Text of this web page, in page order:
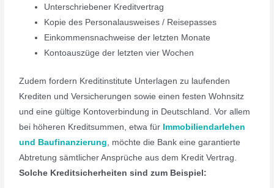
Unterschriebener Kreditvertrag
Kopie des Personalausweises / Reisepasses
Einkommensnachweise der letzten Monate
Kontoauszüge der letzten vier Wochen
Zudem fordern Kreditinstitute Unterlagen zu laufenden
Krediten und Versicherungen sowie einen festen Wohnsitz
und eine gültige Kontoverbindung in Deutschland. Vor allem
bei höheren Kreditsummen, etwa für Immobiliendarlehen
und Baufinanzierung , möchte die Bank eine garantierte
Abtretung sämtlicher Ansprüche aus dem Kredit Vertrag.
Solche Kreditsicherheiten sind zum Beispiel: